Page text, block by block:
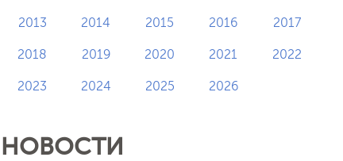
2013 2014 2015 2016 2017
2018 2019 2020 2021 2022
2023 2024 2025 2026
НОВОСТИ